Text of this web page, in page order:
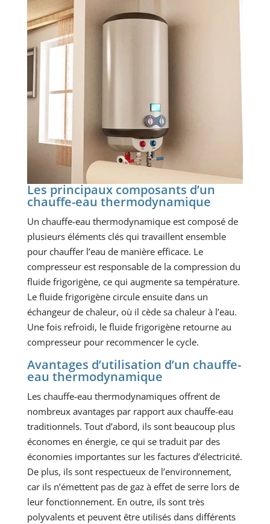
Les principaux composants d’un
chauffe-eau thermodynamique
Un chauffe-eau thermodynamique est composé de
plusieurs éléments clés qui travaillent ensemble
pour chauffer l’eau de manière efficace. Le
compresseur est responsable de la compression du
fluide frigorigène, ce qui augmente sa température.
Le fluide frigorigène circule ensuite dans un
échangeur de chaleur, où il cède sa chaleur à l’eau.
Une fois refroidi, le fluide frigorigène retourne au
compresseur pour recommencer le cycle.
Avantages d’utilisation d’un chauffe-
eau thermodynamique
Les chauffe-eau thermodynamiques offrent de
nombreux avantages par rapport aux chauffe-eau
traditionnels. Tout d’abord, ils sont beaucoup plus
économes en énergie, ce qui se traduit par des
économies importantes sur les factures d’électricité.
De plus, ils sont respectueux de l’environnement,
car ils n’émettent pas de gaz à effet de serre lors de
leur fonctionnement. En outre, ils sont très
polyvalents et peuvent être utilisés dans différents